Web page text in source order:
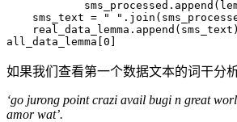
sms_text = "
real_data_lemma.append(sms_text)
如果我们查看第一个数据文本的词干分
‘go jurong point crazi avail bugi n great
amor wat’.